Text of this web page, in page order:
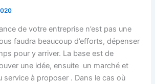
de votre entreprise n’est pas une
faudra beaucoup d’efforts, dépenser
pour y arriver. La base est de
une idée, ensuite un marché et
service à proposer . Dans le cas où